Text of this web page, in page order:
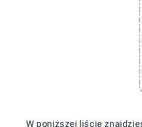
W poniższej liście